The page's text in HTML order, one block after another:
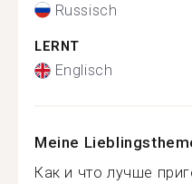
Russisch
LERNT
Englisch
Meine
Как и что лучше